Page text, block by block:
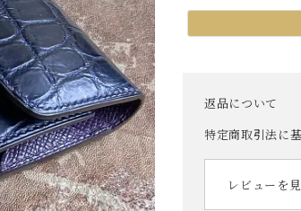
返品について
特定商取引法に
レビューを